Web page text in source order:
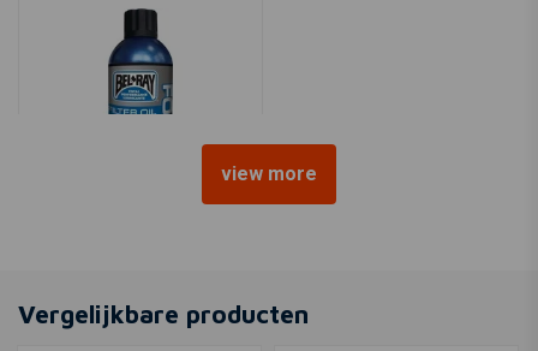
€18,12
view more
Vergelijkbare producten